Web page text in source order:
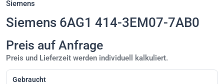
Siemens
Siemens 6AG1 414-3EM07-7AB0
Preis auf Anfrage
Preis und Lieferzeit werden individuell kalkuliert.
Gebraucht